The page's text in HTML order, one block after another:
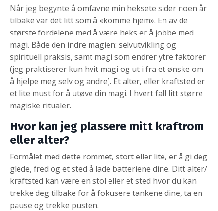
Når jeg begynte å omfavne min heksete sider noen år
tilbake var det litt som å «komme hjem». En av de
største fordelene med å være heks er å jobbe med
magi. Både den indre magien: selvutvikling og
spirituell praksis, samt magi som endrer ytre faktorer
(jeg praktiserer kun hvit magi og ut i fra et ønske om
å hjelpe meg selv og andre). Et alter, eller kraftsted er
et lite must for å utøve din magi. I hvert fall litt større
magiske ritualer.
Hvor kan jeg plassere mitt kraftrom
eller alter?
Formålet med dette rommet, stort eller lite, er å gi deg
glede, fred og et sted å lade batteriene dine. Ditt alter/
kraftsted kan være en stol eller et sted hvor du kan
trekke deg tilbake for å fokusere tankene dine, ta en
pause og trekke pusten.